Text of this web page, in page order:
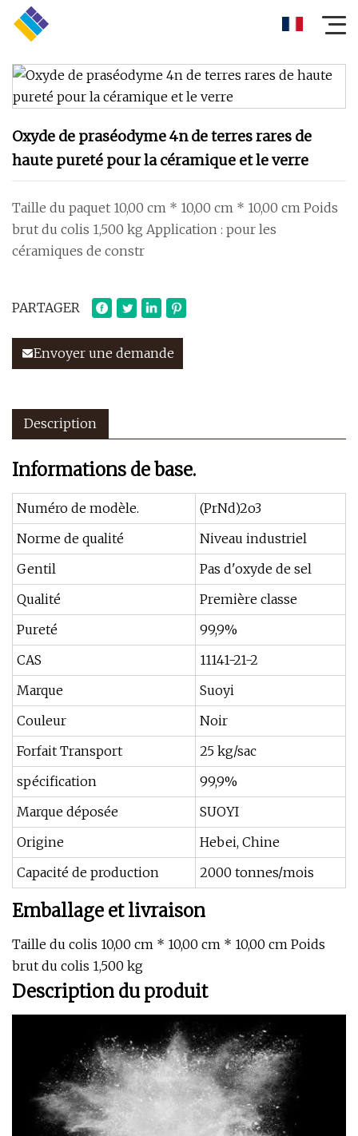
Oxyde de praséodyme 4n de terres rares de
haute pureté pour la céramique et le verre
Taille du paquet 10,00 cm * 10,00 cm * 10,00 cm Poids
brut du colis 1,500 kg Application : pour les
céramiques de constr
PARTAGER
Envoyer une demande
Description
Informations de base.
Numéro de modèle.
(PrNd)2o3
Norme de qualité
Niveau industriel
Gentil
Pas d'oxyde de sel
Qualité
Première classe
Pureté
99,9%
CAS
11141-21-2
Marque
Suoyi
Couleur
Noir
Forfait Transport
25 kg/sac
spécification
99,9%
Marque déposée
SUOYI
Origine
Hebei, Chine
Capacité de production
2000 tonnes/mois
Emballage et livraison
Taille du colis 10,00 cm * 10,00 cm * 10,00 cm Poids
brut du colis 1,500 kg
Description du produit